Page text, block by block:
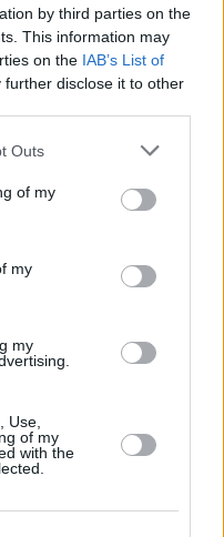
by third parties on the
This information may
on the IAB’s List of
further disclose it to other
Outs
of my
my
my
Use,
of my
with the
a kde bude Prima sport k